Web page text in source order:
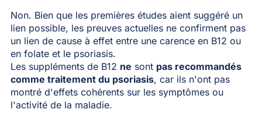
Non. Bien que les premières études aient suggéré un
lien possible, les preuves actuelles ne confirment pas
un lien de cause à effet entre une carence en B12 ou
en folate et le psoriasis.
Les suppléments de B12 ne sont pas recommandés
comme traitement du psoriasis, car ils n'ont pas
montré d'effets cohérents sur les symptômes ou
l'activité de la maladie.